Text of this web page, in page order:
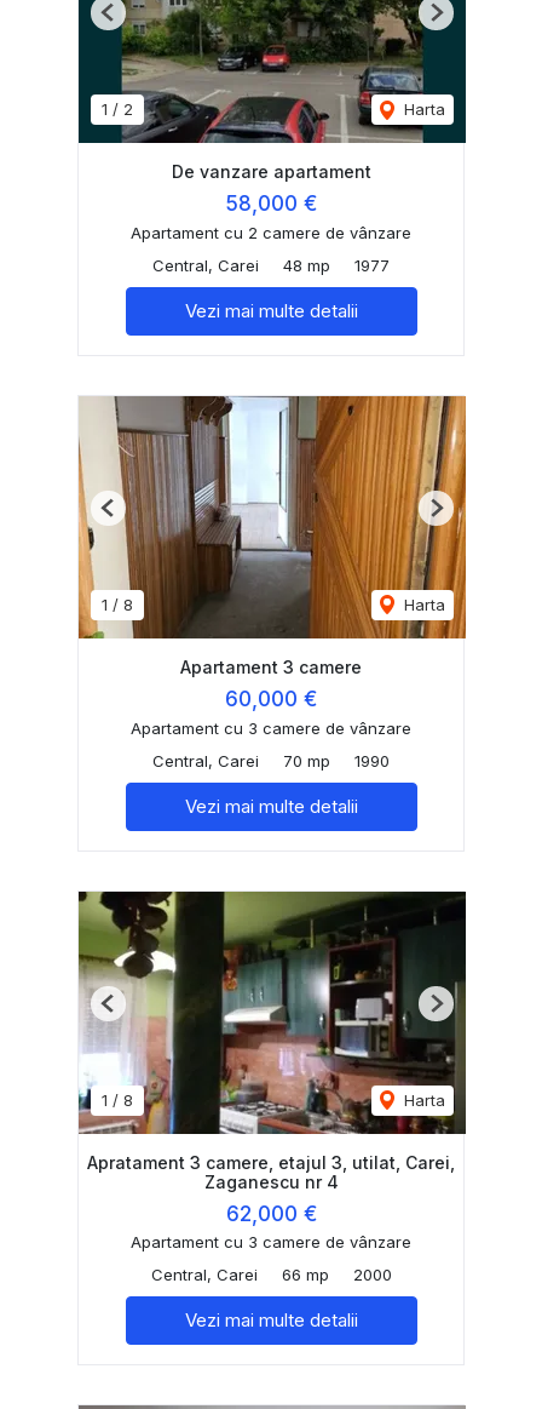
1 / 2 Harta
Previous Next
De vanzare apartament
58,000 €
Apartament cu 2 camere de vânzare
Central, Carei
48 mp 1977
Vezi mai multe detalii
1 / 8 Harta
Previous Next
Apartament 3 camere
60,000 €
Apartament cu 3 camere de vânzare
Central, Carei
70 mp 1990
Vezi mai multe detalii
1 / 8 Harta
Previous Next
Apratament 3 camere, etajul 3, utilat, Carei,
Zaganescu nr 4
62,000 €
Apartament cu 3 camere de vânzare
Central, Carei
66 mp 2000
Vezi mai multe detalii